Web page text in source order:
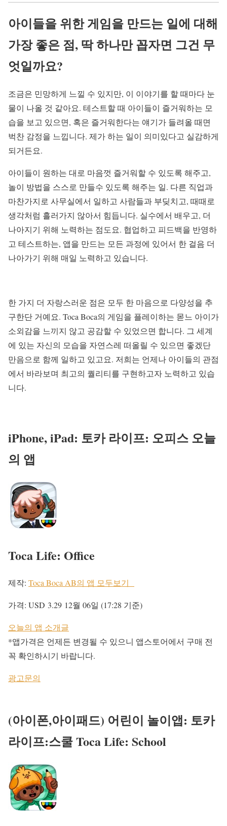
아이들을 위한 게임을 만드는 일에 대해
가장 좋은 점, 딱 하나만 꼽자면 그건 무
엇일까요?
조금은 민망하게 느낄 수 있지만, 이 이야기를 할 때마다 눈
물이 나올 것 같아요. 테스트할 때 아이들이 즐거워하는 모
습을 보고 있으면, 혹은 즐거워한다는 얘기가 들려올 때면
벅찬 감정을 느낍니다. 제가 하는 일이 의미있다고 실감하게
되거든요.
아이들이 원하는 대로 마음껏 즐거워할 수 있도록 해주고,
놀이 방법을 스스로 만들수 있도록 해주는 일. 다른 직업과
마찬가지로 사무실에서 일하고 사람들과 부딪치고, 때때로
생각처럼 흘러가지 않아서 힘듭니다. 실수에서 배우고, 더
나아지기 위해 노력하는 점도요. 협업하고 피드백을 반영하
고 테스트하는, 앱을 만드는 모든 과정에 있어서 한 걸음 더
나아가기 위해 매일 노력하고 있습니다.
한 가지 더 자랑스러운 점은 모두 한 마음으로 다양성을 추
구한단 거예요. Toca Boca의 게임을 플레이하는 몯느 아이가
소외감을 느끼지 않고 공감할 수 있었으면 합니다. 그 세계
에 있는 자신의 모습을 자연스레 떠올릴 수 있으면 좋겠단
만음으로 함께 일하고 있고요. 저희는 언제나 아이들의 관점
에서 바라보며 최고의 퀄리티를 구현하고자 노력하고 있습
니다.
iPhone, iPad: 토카 라이프: 오피스 오늘
의 앱
Toca Life: Office
제작: Toca Boca AB의 앱 모두보기
가격: USD 3.29 12월 06일 (17:28 기준)
오늘의 앱 소개글
*앱가격은 언제든 변경될 수 있으니 앱스토어에서 구매 전
꼭 확인하시기 바랍니다.
광고문의
(아이폰,아이패드) 어린이 놀이앱: 토카
라이프:스쿨 Toca Life: School